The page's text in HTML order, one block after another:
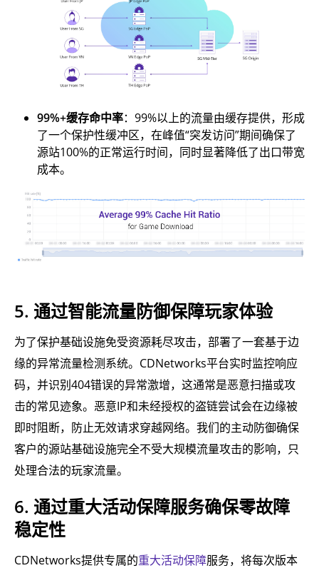
99%+缓存命中率：99%以上的流量由缓存提供，形成
了一个保护性缓冲区，在峰值“突发访问”期间确保了
源站100%的正常运行时间，同时显著降低了出口带宽
成本。
5. 通过智能流量防御保障玩家体验
为了保护基础设施免受资源耗尽攻击，部署了一套基于边
缘的异常流量检测系统。CDNetworks平台实时监控响应
码，并识别404错误的异常激增，这通常是恶意扫描或攻
击的常见迹象。恶意IP和未经授权的盗链尝试会在边缘被
即时阻断，防止无效请求穿越网络。我们的主动防御确保
客户的源站基础设施完全不受大规模流量攻击的影响，只
处理合法的玩家流量。
6. 通过重大活动保障服务确保零故障
稳定性
CDNetworks提供专属的重大活动保障服务，将每次版本